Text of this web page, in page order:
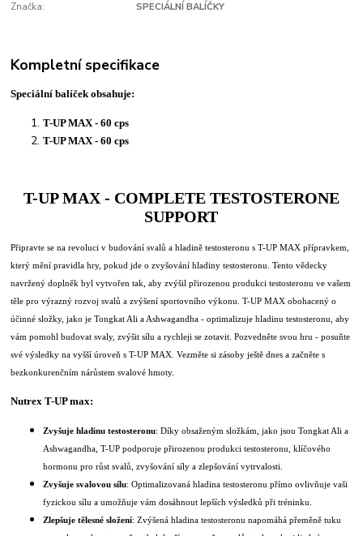
Značka: SPECIÁLNÍ BALÍČKY
Kompletní specifikace
Speciální balíček obsahuje:
T-UP MAX - 60 cps
T-UP MAX - 60 cps
T-UP MAX - COMPLETE TESTOSTERONE
SUPPORT
Připravte se na revoluci v budování svalů a hladině testosteronu s T-UP MAX přípravkem,
který mění pravidla hry, pokud jde o zvyšování hladiny testosteronu. Tento vědecky
navržený doplněk byl vytvořen tak, aby zvýšil přirozenou produkci testosteronu ve vašem
těle pro výrazný rozvoj svalů a zvýšení sportovního výkonu. T-UP MAX obohacený o
účinné složky, jako je Tongkat Ali a Ashwagandha - optimalizuje hladinu testosteronu, aby
vám pomohl budovat svaly, zvýšit sílu a rychleji se zotavit. Pozvedněte svou hru - posuňte
své výsledky na vyšší úroveň s T-UP MAX. Vezměte si zásoby ještě dnes a začněte s
bezkonkurenčním nárůstem svalové hmoty.
Nutrex T-UP max:
Zvyšuje hladinu testosteronu: Díky obsaženým složkám, jako jsou Tongkat Ali a
Ashwagandha, T-UP podporuje přirozenou produkci testosteronu, klíčového
hormonu pro růst svalů, zvyšování síly a zlepšování vytrvalosti.
Zvyšuje svalovou sílu: Optimalizovaná hladina testosteronu přímo ovlivňuje vaši
fyzickou sílu a umožňuje vám dosáhnout lepších výsledků při tréninku.
Zlepšuje tělesné složení: Zvýšená hladina testosteronu napomáhá přeměně tuku